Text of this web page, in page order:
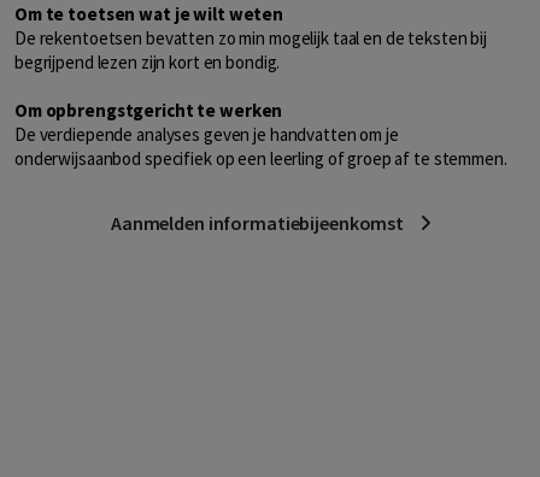
Om te toetsen wat je wilt weten
De rekentoetsen bevatten zo min mogelijk taal en de teksten bij
begrijpend lezen zijn kort en bondig.
Om opbrengstgericht te werken
De verdiepende analyses geven je handvatten om je
onderwijsaanbod specifiek op een leerling of groep af te stemmen.
Aanmelden informatiebijeenkomst